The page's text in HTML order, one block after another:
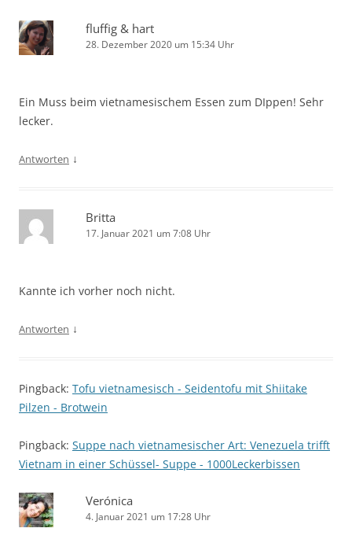
fluffig & hart
28. Dezember 2020 um 15:34 Uhr
Ein Muss beim vietnamesischem Essen zum DIppen! Sehr
lecker.
Antworten ↓
Britta
17. Januar 2021 um 7:08 Uhr
Kannte ich vorher noch nicht.
Antworten ↓
Pingback: Tofu vietnamesisch - Seidentofu mit Shiitake
Pilzen - Brotwein
Pingback: Suppe nach vietnamesischer Art: Venezuela trifft
Vietnam in einer Schüssel- Suppe - 1000Leckerbissen
Verónica
4. Januar 2021 um 17:28 Uhr